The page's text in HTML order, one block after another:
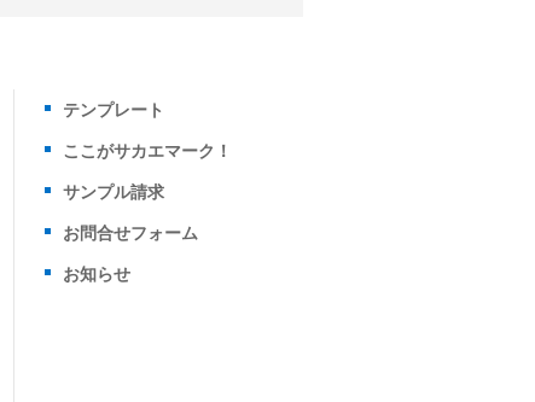
テンプレート
ここがサカエマーク！
サンプル請求
お問合せフォーム
お知らせ